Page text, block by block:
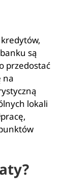
są
przedostać
na
lokali